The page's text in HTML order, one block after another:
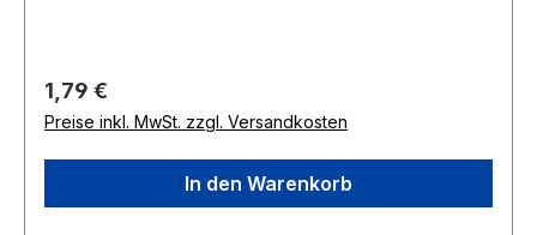
Regulärer Preis:
1,79 €
Preise inkl. MwSt. zzgl. Versandkosten
In den Warenkorb